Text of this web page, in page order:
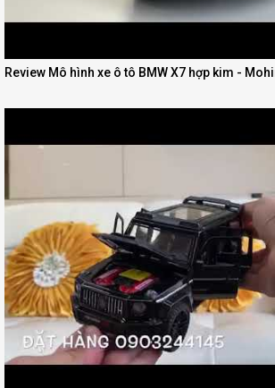
Review Mô hình xe ô tô BMW X7 hợp kim -